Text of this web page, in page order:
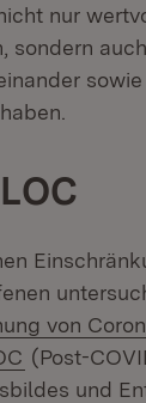
nur
sondern
von
(Öffnet in
(Post-
und